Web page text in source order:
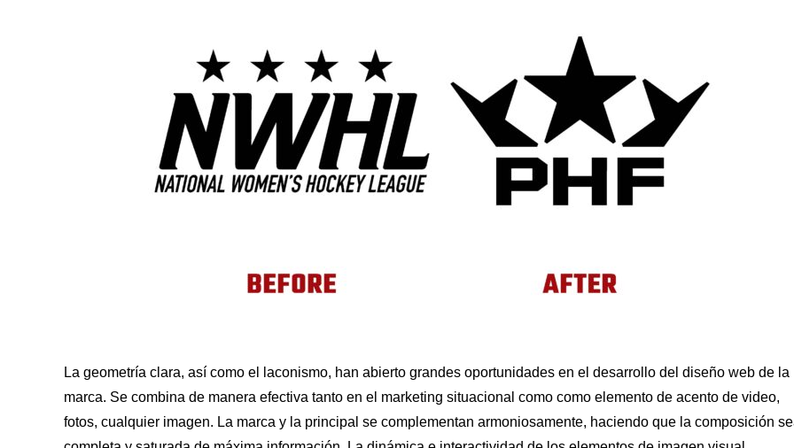
La geometría clara, así como el laconismo, han abierto grandes oportunidades en el desarrollo del diseño web de la
marca. Se combina de manera efectiva tanto en el marketing situacional como como elemento de acento de video,
fotos, cualquier imagen. La marca y la principal se complementan armoniosamente, haciendo que la composición